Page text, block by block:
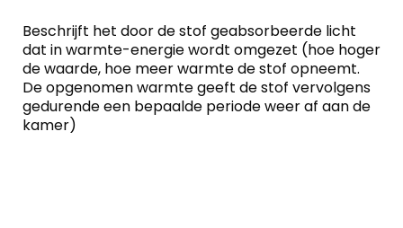
Beschrijft het door de stof geabsorbeerde licht
dat in warmte-energie wordt omgezet (hoe hoger
de waarde, hoe meer warmte de stof opneemt.
De opgenomen warmte geeft de stof vervolgens
gedurende een bepaalde periode weer af aan de
kamer)